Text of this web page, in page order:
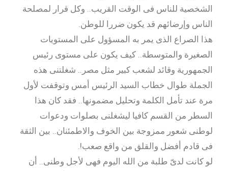
الشخصية للناس فى الوقت القريب.. وكل قرار لمصلحة
الناس وإرضائهم قد يكون ضررا للوطن.
هذا الصراع الذى يمر به المسؤول على المستويات
الصغيرة والمتوسطة.. كيف يكون على مستوى رئيس
الجمهورية وقائد لشعب كبير مثل مصر.. شغلتنى هذه
الجملة طوال خطاب السيد الرئيس أمس وتوقفت لأول
مرة عند تأمل الكلمة وتحليل مضمونها.. فقد كان هذا
السطر من القسم كافيا ليشغلنى بصلوات ودعوات
لوطنى شعور ممزوجة بين الخوف والاطمئنان.. بين الثقة
فى قادم أفضل والقلق من واقع صعب!.
لو كانت لدىّ طلبة من الله اليوم فهى لأجل وطنى.. أن